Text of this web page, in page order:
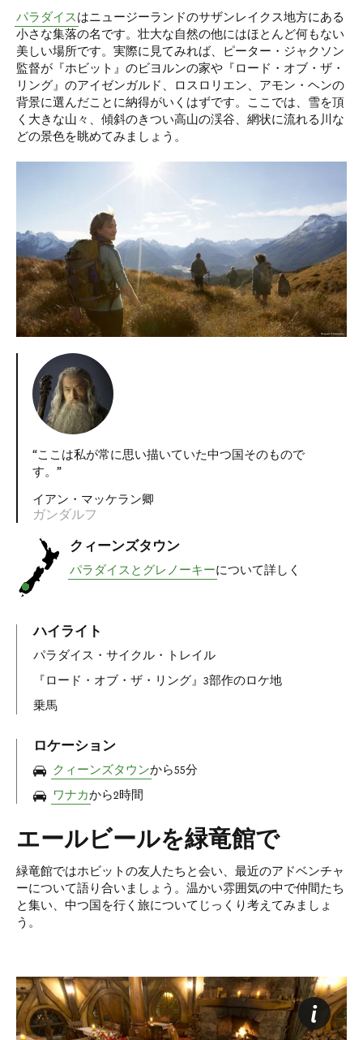
パラダイスはニュージーランドのサザンレイクス地方にある
小さな集落の名です。壮大な自然の他にはほとんど何もない
美しい場所です。実際に見てみれば、ピーター・ジャクソン
監督が『ホビット』のビヨルンの家や『ロード・オブ・ザ・
リング』のアイゼンガルド、ロスロリエン、アモン・ヘンの
背景に選んだことに納得がいくはずです。ここでは、雪を頂
く大きな山々、傾斜のきつい高山の渓谷、網状に流れる川な
どの景色を眺めてみましょう。
ここは私が常に思い描いていた中つ国そのもので
す。
イアン・マッケラン卿
ガンダルフ
クィーンズタウン
パラダイスとグレノーキーについて詳しく
ハイライト
パラダイス・サイクル・トレイル
『ロード・オブ・ザ・リング』3部作のロケ地
乗馬
ロケーション
クィーンズタウンから55分
ワナカから2時間
エールビールを緑竜館で
緑竜館ではホビットの友人たちと会い、最近のアドベンチャ
ーについて語り合いましょう。温かい雰囲気の中で仲間たち
と集い、中つ国を行く旅についてじっくり考えてみましょ
う。